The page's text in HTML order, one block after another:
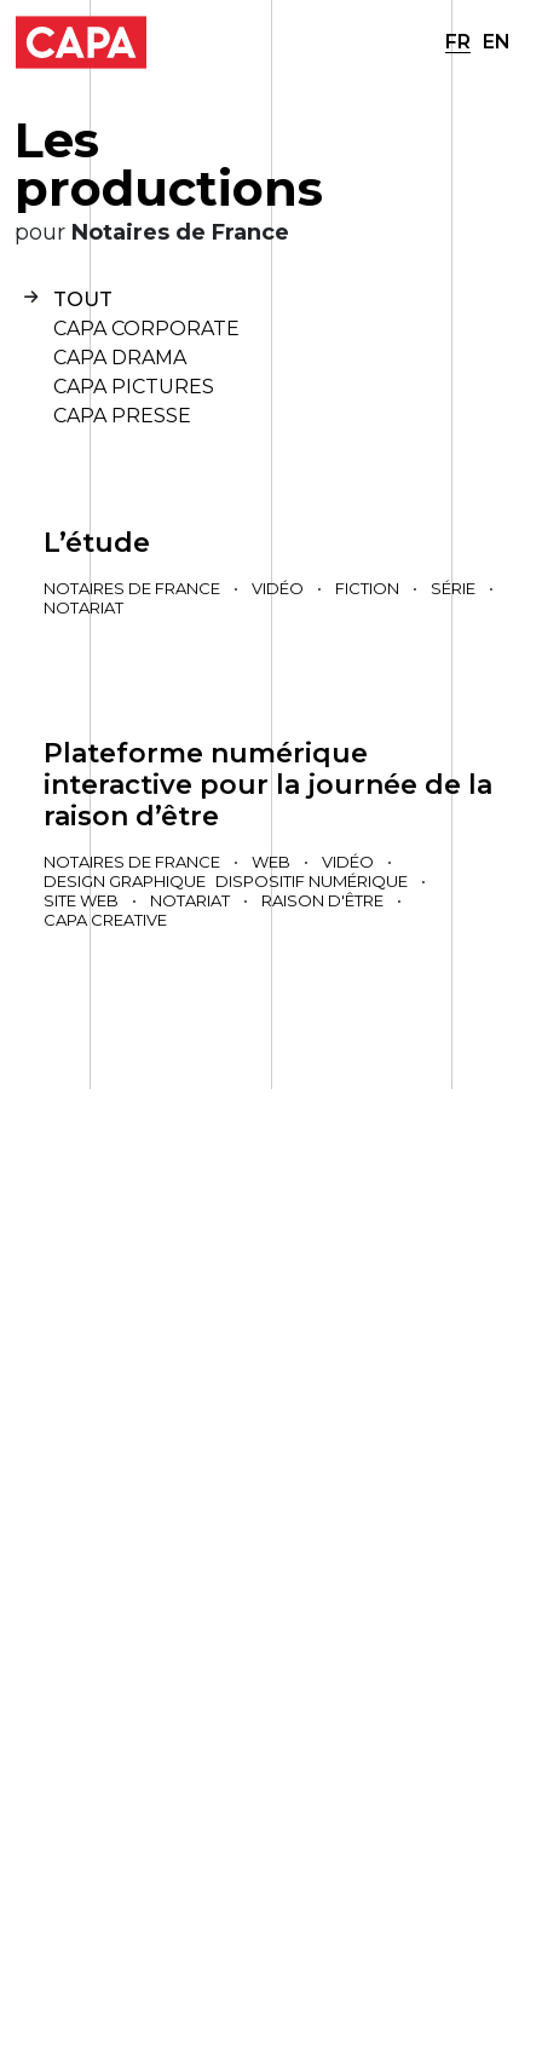
FR EN
Les
productions
pour Notaires de France
TOUT
CAPA CORPORATE
CAPA DRAMA
CAPA PICTURES
CAPA PRESSE
L’étude
NOTAIRES DE FRANCE • VIDÉO • FICTION • SÉRIE
•
NOTARIAT
Plateforme numérique
interactive pour la journée de la
raison d’être
NOTAIRES DE FRANCE • WEB • VIDÉO
•
DESIGN GRAPHIQUE DISPOSITIF NUMÉRIQUE
•
SITE WEB
• NOTARIAT • RAISON D'ÊTRE
•
CAPA CREATIVE